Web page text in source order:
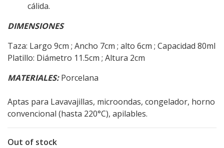
cálida.
DIMENSIONES
Taza: Largo 9cm ; Ancho 7cm ; alto 6cm ; Capacidad 80ml
Platillo: Diámetro 11.5cm ; Altura 2cm
MATERIALES:Porcelana
Aptas para Lavavajillas, microondas, congelador, horno
convencional (hasta 220°C), apilables.
Out of stock